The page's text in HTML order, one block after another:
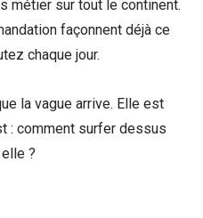
métier sur tout le continent.
façonnent déjà ce
chaque jour.
la vague arrive. Elle est
: comment surfer dessus
?